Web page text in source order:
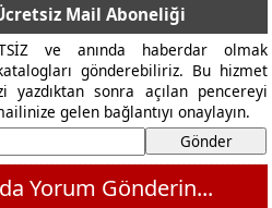
Mail Aboneliği
ve anında haberdar olmak
gönderebiliriz. Bu hizmet
yazdıktan sonra açılan pencereyi
gelen bağlantıyı onaylayın.
Yorum Gönderin...